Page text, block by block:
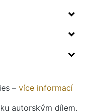
– více informací
autorským dílem.